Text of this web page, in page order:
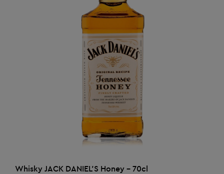
AJOUTER AU PANIER
Whisky JACK DANIEL'S Honey - 70cl